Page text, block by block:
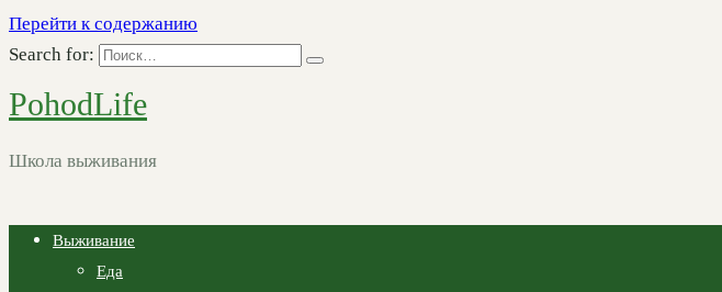
Перейти к содержанию
Search for:
PohodLife
Школа выживания
Выживание
Еда